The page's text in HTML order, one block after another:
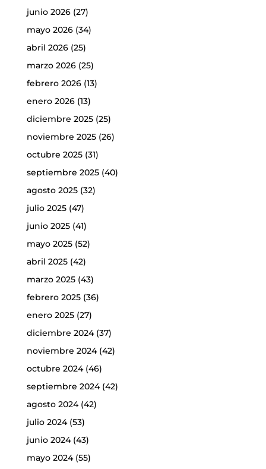
junio 2026(27)
mayo 2026(34)
abril 2026(25)
marzo 2026(25)
febrero 2026(13)
enero 2026(13)
diciembre 2025(25)
noviembre 2025(26)
octubre 2025(31)
septiembre 2025(40)
agosto 2025(32)
julio 2025(47)
junio 2025(41)
mayo 2025(52)
abril 2025(42)
marzo 2025(43)
febrero 2025(36)
enero 2025(27)
diciembre 2024(37)
noviembre 2024(42)
octubre 2024(46)
septiembre 2024(42)
agosto 2024(42)
julio 2024(53)
junio 2024(43)
mayo 2024(55)